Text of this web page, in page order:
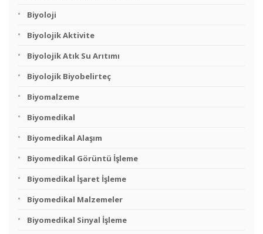
Biyoloji
Biyolojik Aktivite
Biyolojik Atık Su Arıtımı
Biyolojik Biyobelirteç
Biyomalzeme
Biyomedikal
Biyomedikal Alaşım
Biyomedikal Görüntü İşleme
Biyomedikal İşaret İşleme
Biyomedikal Malzemeler
Biyomedikal Sinyal İşleme